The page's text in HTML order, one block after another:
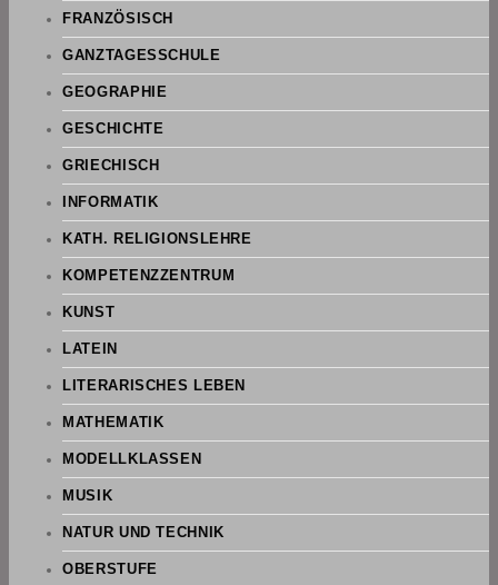
FRANZÖSISCH
GANZTAGESSCHULE
GEOGRAPHIE
GESCHICHTE
GRIECHISCH
INFORMATIK
KATH. RELIGIONSLEHRE
KOMPETENZZENTRUM
KUNST
LATEIN
LITERARISCHES LEBEN
MATHEMATIK
MODELLKLASSEN
MUSIK
NATUR UND TECHNIK
OBERSTUFE